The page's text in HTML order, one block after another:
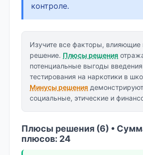
контроле.
Изучите все факторы, влияющие
решение. Плюсы решения
потенциальные выгоды
тестирования на наркотики в
Минусы решения
социальные, этические и
Плюсы решения (6) •
плюсов: 24